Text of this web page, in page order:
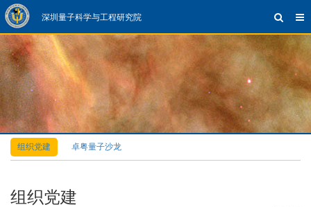
深圳量子科学与工程研究院
组织党建 卓粤量子沙龙
组织党建